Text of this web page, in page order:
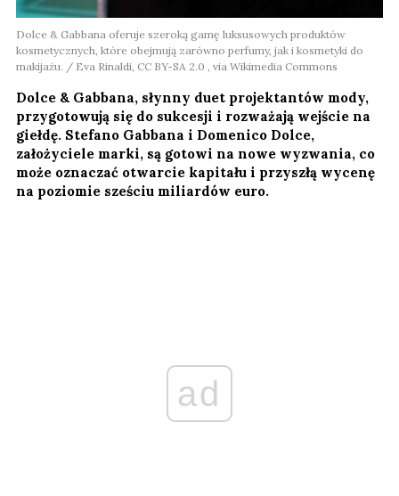
Dolce & Gabbana oferuje szeroką gamę luksusowych produktów
kosmetycznych, które obejmują zarówno perfumy, jak i kosmetyki do
makijażu. / Eva Rinaldi, CC BY-SA 2.0 , via Wikimedia Commons
Dolce & Gabbana, słynny duet projektantów mody,
przygotowują się do sukcesji i rozważają wejście na
giełdę. Stefano Gabbana i Domenico Dolce,
założyciele marki, są gotowi na nowe wyzwania, co
może oznaczać otwarcie kapitału i przyszłą wycenę
na poziomie sześciu miliardów euro.
ad